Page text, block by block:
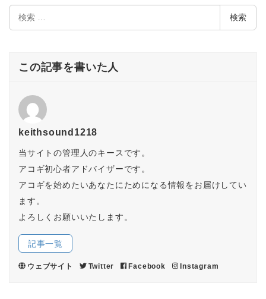
索
検索
この記事を書いた人
keithsound1218
当サイトの管理人のキースです。
アコギ初心者アドバイザーです。
アコギを始めたいあなたにためになる情報をお届けしてい
ます。
よろしくお願いいたします。
記事一覧
ウェブサイト Twitter Facebook Instagram